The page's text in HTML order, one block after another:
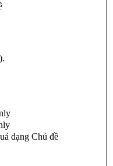
dạng Chủ đề